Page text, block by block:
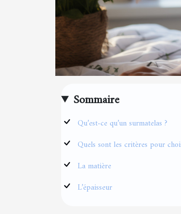
Sommaire
Qu’est-ce qu’un surmatelas ?
Quels sont les critères pour
La matière
L’épaisseur